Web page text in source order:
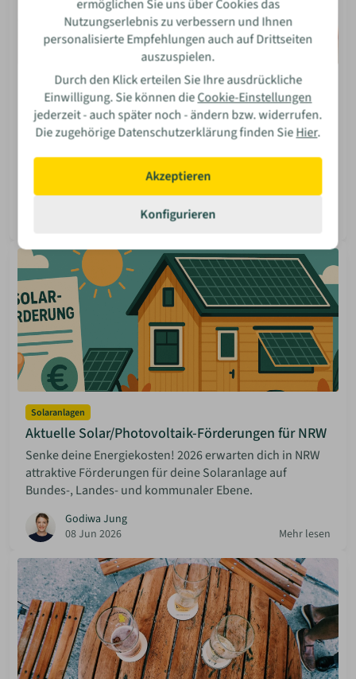
Einrichtung
Raumsparbadewannen - die praktische Lösung für
kleine Bäder
Du träumst trotz kleinem Bad von einer Badewanne?
Entdecke Raumsparbadewannen – die perfekte Lösung
für maximale Entspannung auf wenigen Quadratmetern.
Solaranlagen
Aktuelle Solar/Photovoltaik-Förderungen für NRW
Senke deine Energiekosten! 2026 erwarten dich in NRW
attraktive Förderungen für deine Solaranlage auf
Bundes-, Landes- und kommunaler Ebene.
Godiwa Jung
08 Jun 2026
Mehr lesen
ermöglichen Sie uns über Cookies das
Nutzungserlebnis zu verbessern und Ihnen
personalisierte Empfehlungen auch auf Drittseiten
auszuspielen.
Durch den Klick erteilen Sie Ihre ausdrückliche
Einwilligung. Sie können dieCookie-Einstellungen
jederzeit - auch später noch - ändern bzw. widerrufen.
Die zugehörige Datenschutzerklärung finden SieHier.
Akzeptieren
Konfigurieren